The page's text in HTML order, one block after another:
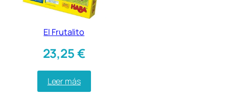
El Frutalito
23,25€
Leer más